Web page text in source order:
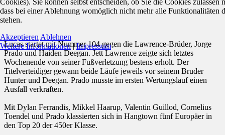
Lucas startet mit Nummer 104 gegen die Lawrence-Brüder, Jorge
Prado und Haiden Deegan. Jett Lawrence zeigte sich letztes
Wochenende von seiner Fußverletzung bestens erholt. Der
Titelverteidiger gewann beide Läufe jeweils vor seinem Bruder
Hunter und Deegan. Prado musste im ersten Wertungslauf einen
Ausfall verkraften.
Mit Dylan Ferrandis, Mikkel Haarup, Valentin Guillod, Cornelius
Toendel und Prado klassierten sich in Hangtown fünf Europäer in
den Top 20 der 450er Klasse.
Cookies). Sie können selbst entscheiden, ob Sie die Cookies zulassen
dass bei einer Ablehnung womöglich nicht mehr alle Funktionalitäten
stehen.
Akzeptieren Ablehnen
Weitere Informationen|Impressum